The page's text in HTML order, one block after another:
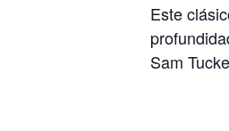
Este
Sam